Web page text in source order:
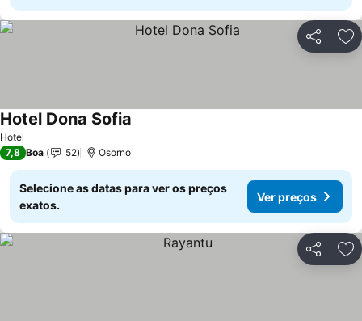
Partilhar
Hotel
Hotel Dona Sofia
7,8 Boa 52 Osorno
Selecione as datas para ver os preços
exatos.
Ver preços
Partilhar